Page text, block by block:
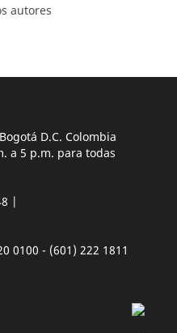
autores
D.C. Colombia
a 5 p.m. para todas
|
0100 - (601) 222 1811